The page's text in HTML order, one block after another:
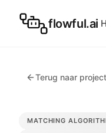
flowful.ai
Terug naar
MATCHING